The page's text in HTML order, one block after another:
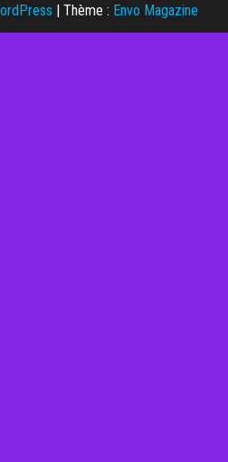
| Thème : Envo Magazine